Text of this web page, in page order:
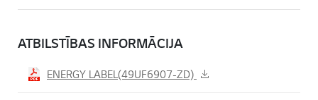
ATBILSTĪBAS INFORMĀCIJA
ENERGY LABEL(49UF6907-ZD)